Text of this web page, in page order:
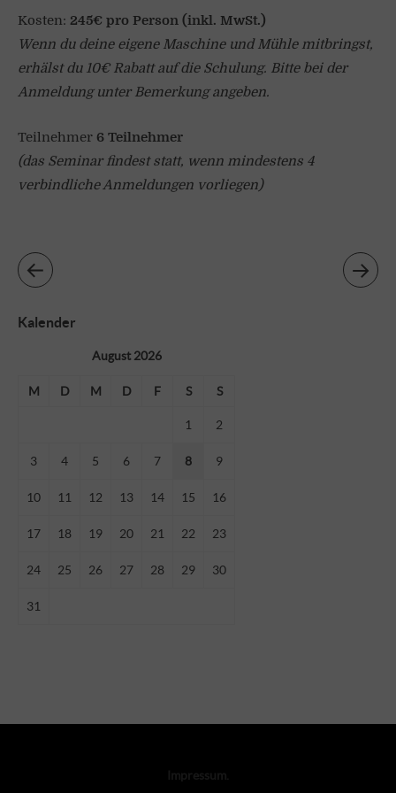
Kosten: 245€ pro Person (inkl. MwSt.)
Wenn du deine eigene Maschine und Mühle mitbringst,
erhälst du 10€ Rabatt auf die Schulung. Bitte bei der
Anmeldung unter Bemerkung angeben.
Teilnehmer 6 Teilnehmer
(das Seminar findest statt, wenn mindestens 4
verbindliche Anmeldungen vorliegen)
Kalender
August 2026
M D M D F S S
1 2
3 4 5 6 7 8 9
10 11 12 13 14 15 16
17 18 19 20 21 22 23
24 25 26 27 28 29 30
31